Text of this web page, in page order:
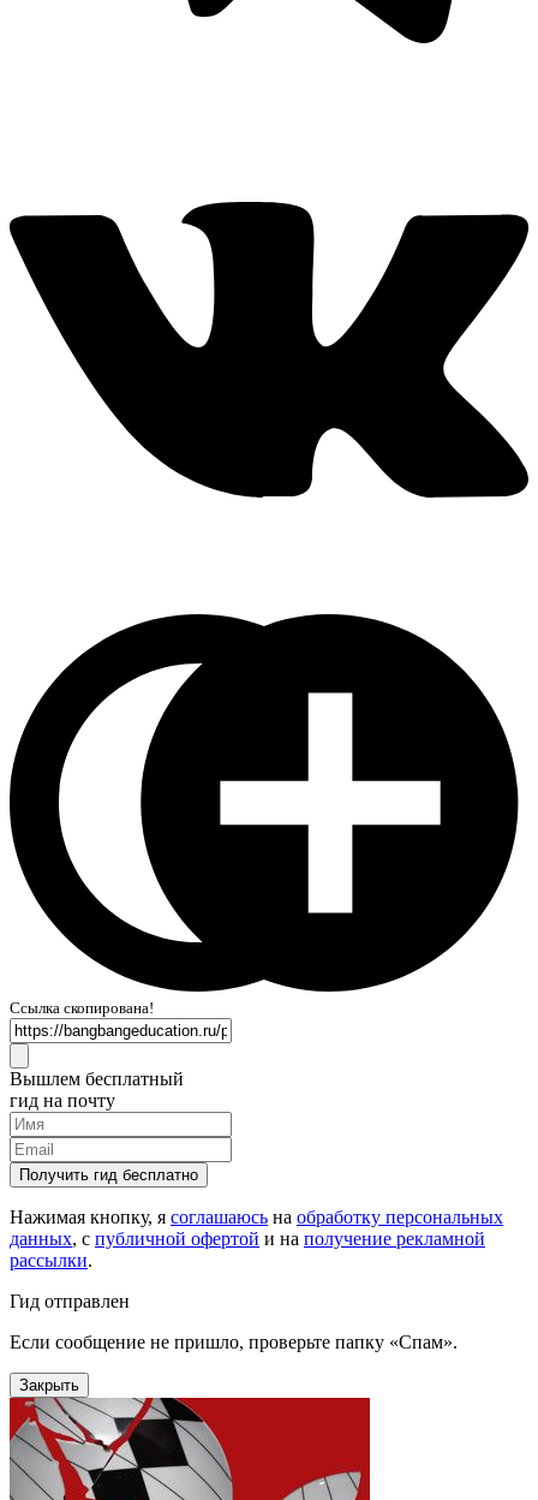
Ссылка скопирована!
Вышлем бесплатный
гид на почту
Получить гид бесплатно
Нажимая кнопку, я соглашаюсь на обработку персональных
данных, с публичной офертой и на получение рекламной
рассылки.
Гид отправлен
Если сообщение не пришло, проверьте папку «Спам».
Закрыть